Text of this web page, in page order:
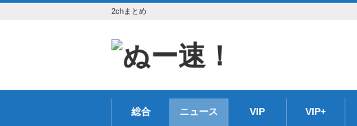
2chまとめ
総合 ニュース VIP VIP+